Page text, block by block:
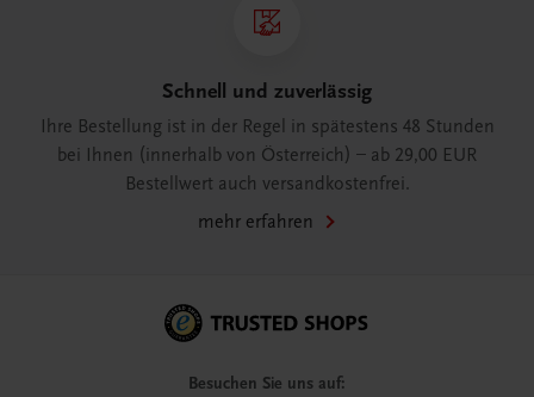
Schnell und zuverlässig
Ihre Bestellung ist in der Regel in spätestens 48 Stunden
bei Ihnen (innerhalb von Österreich) – ab 29,00 EUR
Bestellwert auch versandkostenfrei.
mehr erfahren
Besuchen Sie uns auf: